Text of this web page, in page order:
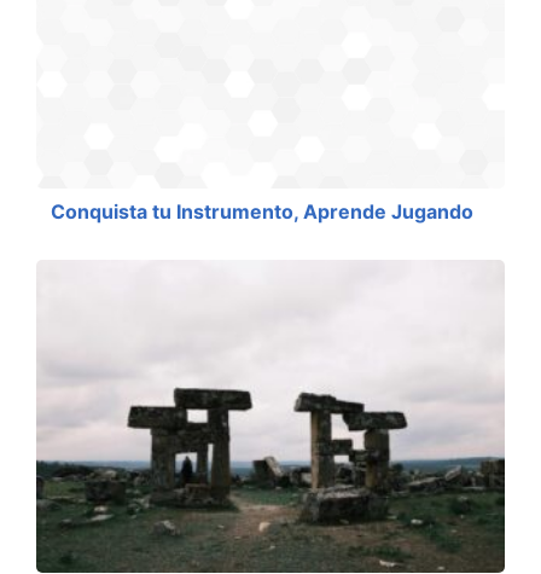
Conquista tu Instrumento, Aprende Jugando